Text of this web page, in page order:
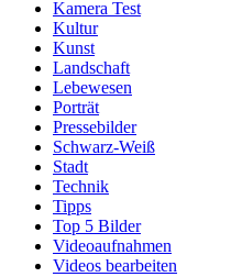
Kamera Test
Kultur
Kunst
Landschaft
Lebewesen
Porträt
Pressebilder
Schwarz-Weiß
Stadt
Technik
Tipps
Top 5 Bilder
Videoaufnahmen
Videos bearbeiten